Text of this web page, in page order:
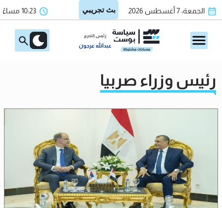
الجمعة، 7 أغسطس 2026 10:23 مساءً
رئيس التحرير
عبدالله عرجون
رئيس وزراء صربيا